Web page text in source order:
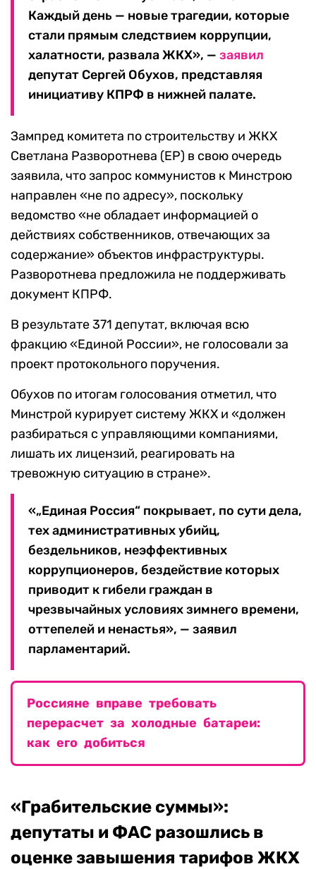
Каждый день — новые трагедии, которые
стали прямым следствием коррупции,
халатности, развала ЖКХ», — заявил
депутат Сергей Обухов, представляя
инициативу КПРФ в нижней палате.
Зампред комитета по строительству и ЖКХ
Светлана Разворотнева (ЕР) в свою очередь
заявила, что запрос коммунистов к Минстрою
направлен «не по адресу», поскольку
ведомство «не обладает информацией о
действиях собственников, отвечающих за
содержание» объектов инфраструктуры.
Разворотнева предложила не поддерживать
документ КПРФ.
В результате 371 депутат, включая всю
фракцию «Единой России», не голосовали за
проект протокольного поручения.
Обухов по итогам голосования отметил, что
Минстрой курирует систему ЖКХ и «должен
разбираться с управляющими компаниями,
лишать их лицензий, реагировать на
тревожную ситуацию в стране».
«„Единая Россия“ покрывает, по сути дела,
тех административных убийц,
бездельников, неэффективных
коррупционеров, бездействие которых
приводит к гибели граждан в
чрезвычайных условиях зимнего времени,
оттепелей и ненастья», — заявил
парламентарий.
Россияне вправе требовать
перерасчет за холодные батареи:
как его добиться
«Грабительские суммы»:
депутаты и ФАС разошлись в
оценке завышения тарифов ЖКХ